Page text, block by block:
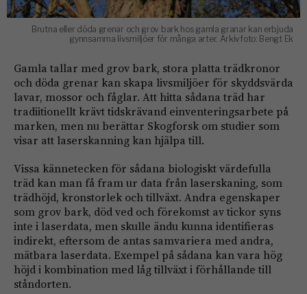
Brutna eller döda grenar och grov bark hos gamla granar kan erbjuda
gynnsamma livsmiljöer för många arter. Arkivfoto: Bengt Ek
Gamla tallar med grov bark, stora platta trädkronor
och döda grenar kan skapa livsmiljöer för skyddsvärda
lavar, mossor och fåglar. Att hitta sådana träd har
tradiitionellt krävt tidskrävand einventeringsarbete på
marken, men nu berättar Skogforsk om studier som
visar att laserskanning kan hjälpa till.
Vissa kännetecken för sådana biologiskt värdefulla
träd kan man få fram ur data från laserskaning, som
trädhöjd, kronstorlek och tillväxt. Andra egenskaper
som grov bark, död ved och förekomst av tickor syns
inte i laserdata, men skulle ändu kunna identifieras
indirekt, eftersom de antas samvariera med andra,
mätbara laserdata. Exempel på sådana kan vara hög
höjd i kombination med låg tillväxt i förhållande till
ståndorten.